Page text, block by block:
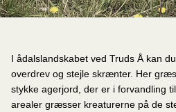
I ådalslandskabet ved Truds Å kan
overdrev og stejle skrænter. Her
stykke agerjord, der er i forvandling
arealer græsser kreaturerne på de